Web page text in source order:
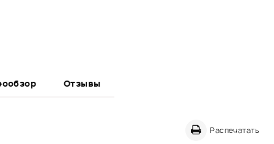
Отзывы
Распечатать